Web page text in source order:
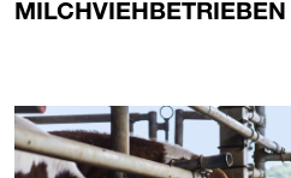
MILCHVIEHBETRIEBEN